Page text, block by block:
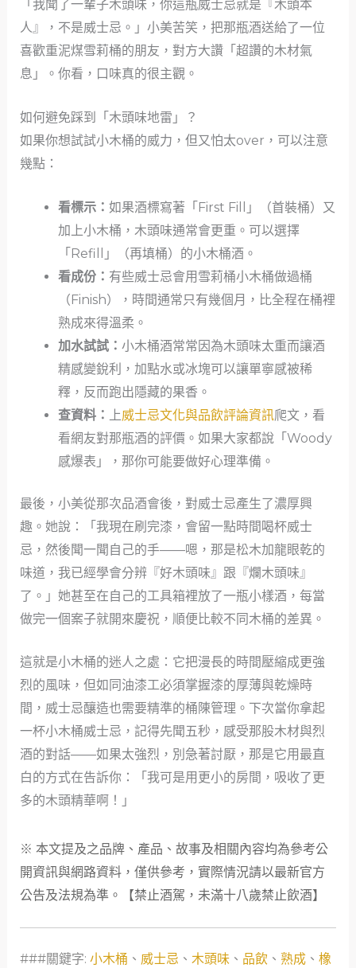
「我聞了一輩子木頭味，你這瓶威士忌就是『木頭本
人』，不是威士忌。」小美苦笑，把那瓶酒送給了一位
喜歡重泥煤雪莉桶的朋友，對方大讚「超讚的木材氣
息」。你看，口味真的很主觀。
如何避免踩到「木頭味地雷」？
如果你想試試小木桶的威力，但又怕太over，可以注意
幾點：
看標示： 如果酒標寫著「First Fill」（首裝桶）又
加上小木桶，木頭味通常會更重。可以選擇
「Refill」（再填桶）的小木桶酒。
看成份： 有些威士忌會用雪莉桶小木桶做過桶
（Finish），時間通常只有幾個月，比全程在桶裡
熟成來得溫柔。
加水試試： 小木桶酒常常因為木頭味太重而讓酒
精感變銳利，加點水或冰塊可以讓單寧感被稀
釋，反而跑出隱藏的果香。
查資料：
上威士忌文化與品飲評論資訊爬文，看
看網友對那瓶酒的評價。如果大家都說「Woody
感爆表」，那你可能要做好心理準備。
最後，小美從那次品酒會後，對威士忌產生了濃厚興
趣。她說：「我現在刷完漆，會留一點時間喝杯威士
忌，然後聞一聞自己的手——嗯，那是松木加龍眼乾的
味道，我已經學會分辨『好木頭味』跟『爛木頭味』
了。」她甚至在自己的工具箱裡放了一瓶小樣酒，每當
做完一個案子就開來慶祝，順便比較不同木桶的差異。
這就是小木桶的迷人之處：它把漫長的時間壓縮成更強
烈的風味，但如同油漆工必須掌握漆的厚薄與乾燥時
間，威士忌釀造也需要精準的桶陳管理。下次當你拿起
一杯小木桶威士忌，記得先聞五秒，感受那股木材與烈
酒的對話——如果太強烈，別急著討厭，那是它用最直
白的方式在告訴你：「我可是用更小的房間，吸收了更
多的木頭精華啊！」
※ 本文提及之品牌、產品、故事及相關內容均為參考公
開資訊與網路資料，僅供參考，實際情況請以最新官方
公告及法規為準。【禁止酒駕，未滿十八歲禁止飲酒】
###關鍵字: 小木桶 、 威士忌 、 木頭味、 品飲、 熟成、 橡